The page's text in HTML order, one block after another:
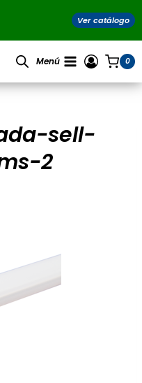
Ver catálogo
Menú 0
sell-
2